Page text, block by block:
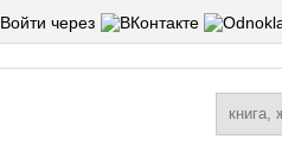
Войти через